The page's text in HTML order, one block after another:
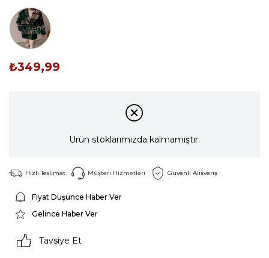
Tükendi
₺349,99
Ürün stoklarımızda kalmamıştır.
Hızlı Teslimat Müşteri Hizmetleri Güvenli Alışveriş
Fiyat Düşünce Haber Ver
Gelince Haber Ver
Tavsiye Et